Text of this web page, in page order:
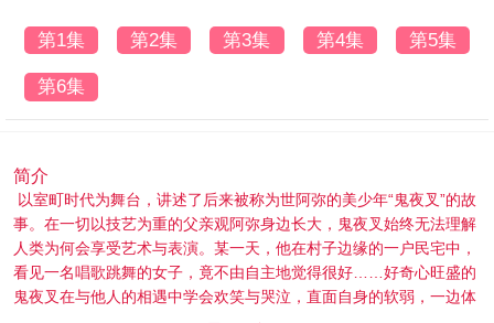
第1集 第2集 第3集 第4集 第5集
第6集
简介
以室町时代为舞台，讲述了后来被称为世阿弥的美少年“鬼夜叉”的故
事。在一切以技艺为重的父亲观阿弥身边长大，鬼夜叉始终无法理解
人类为何会享受艺术与表演。某一天，他在村子边缘的一户民宅中，
看见一名唱歌跳舞的女子，竟不由自主地觉得很好……好奇心旺盛的
鬼夜叉在与他人的相遇中学会欢笑与哭泣，直面自身的软弱，一边体